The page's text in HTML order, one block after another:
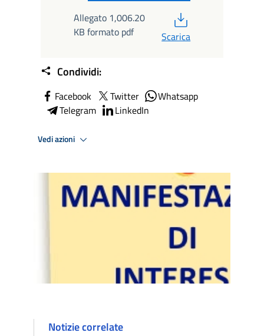
Allegato 1,006.20
KB formato pdf
Scarica
Condividi:
Facebook Twitter
Whatsapp
Telegram
LinkedIn
Vedi azioni
Notizie correlate